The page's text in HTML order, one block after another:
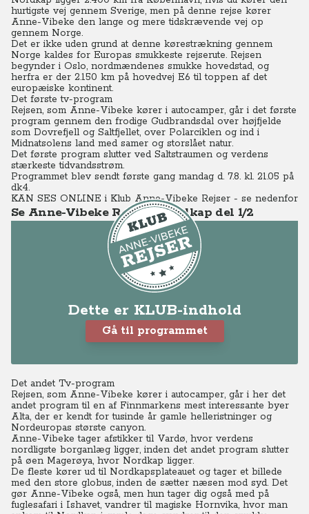
hurtigste vej gennem Sverige, men på denne rejse kører
Anne-Vibeke den lange og mere tidskrævende vej op
gennem Norge.
Det er ikke uden grund at denne kørestrækning gennem
Norge kaldes for Europas smukkeste rejserute. Rejsen
begynder i Oslo, nordmændenes smukke hovedstad, og
herfra er der 2.150 km på hovedvej E6 til toppen af det
europæiske kontinent.
Det første tv-program
Rejsen, som Anne-Vibeke kører i autocamper, går i det første
program gennem den frodige Gudbrandsdal over højfjelde
som Dovrefjell og Saltfjellet, over Polarciklen og ind i
Midnatsolens land med samer og storslået natur.
Det første program slutter ved Saltstraumen og verdens
stærkeste tidvandsstrøm.
Programmet blev sendt første gang mandag d. 7.8. kl. 21.05 på
dk4.
KAN SES ONLINE i Klub Anne-Vibeke Rejser - se nedenfor
Se Anne-Vibeke Rejser - Nordkap del 1/2
Dette er KLUB-indhold
Gå til programmet
Det andet Tv-program
Rejsen, som Anne-Vibeke kører i autocamper, går i her det
andet program til en af Finnmarkens mest interessante byer
Alta, der er kendt for tusinde år gamle helleristninger og
Nordeuropas største canyon.
Anne-Vibeke tager afstikker til Vardø, hvor verdens
nordligste borganlæg ligger, inden det andet program slutter
på øen Magerøya, hvor Nordkap ligger.
De fleste kører ud til Nordkapsplateauet og tager et billede
med den store globus, inden de sætter næsen mod syd. Det
gør Anne-Vibeke også, men hun tager dig også med på
fuglesafari i Ishavet, vandrer til magiske Hornvika, hvor man